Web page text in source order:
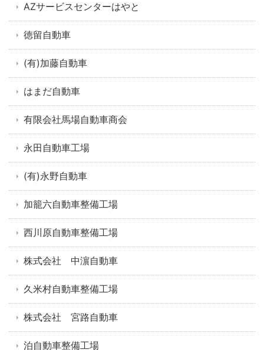
AZサービスセンターはやと
徳留自動車
(有)加藤自動車
はまだ自動車
有限会社馬場自動車商会
永田自動車工場
(有)永野自動車
加籠六自動車整備工場
西川原自動車整備工場
株式会社 中濵自動車
久米村自動車整備工場
株式会社 宮路自動車
泊自動車整備工場